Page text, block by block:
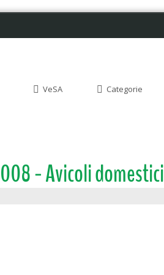
VeSA Categorie
- Avicoli domestici